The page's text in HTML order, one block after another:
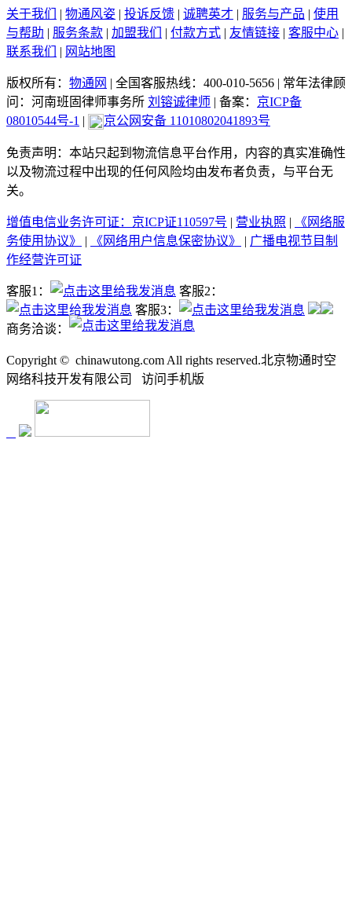
关于我们 | 物通风姿 | 投诉反馈 | 诚聘英才 | 服务与产品 | 使用
与帮助 | 服务条款 | 加盟我们 | 付款方式 | 友情链接 | 客服中心 |
联系我们
| 网站地图
版权所有： 物通网 | 全国客服热线：400-010-5656 | 常年法律顾
问：河南班固律师事务所 刘镕诚律师 | 备案： 京ICP备
08010544号-1 | 京公网安备 11010802041893号
免责声明：本站只起到物流信息平台作用，内容的真实准确性
以及物流过程中出现的任何风险均由发布者负责，与平台无
关。
增值电信业务许可证：京ICP证110597号 | 营业执照 |
《网络服
务使用协议》
| 《网络用户信息保密协议》 | 广播电视节目制
作经营许可证
客服1：
客服2：
客服3：
商务洽谈：
Copyright © chinawutong.com All rights reserved.北京物通时空
网络科技开发有限公司
访问手机版